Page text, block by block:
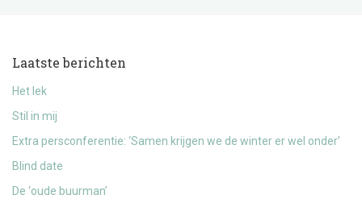
Laatste berichten
Het lek
Stil in mij
Extra persconferentie: ‘Samen krijgen we de winter er wel onder’
Blind date
De ‘oude buurman’